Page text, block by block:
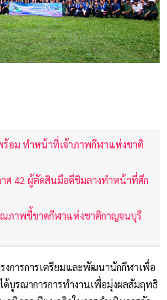
อม ทำหน้าที่เจ้าภาพกีฬาแห่งชาติ
ศ 42 ผู้ตัดสินมือดีชิมลางทำหน้าที่ศึก
ภาพชี้ขาดกีฬาแห่งชาติกาญจ​นบุรี
รงการการเตรียมและพัฒนานักกีฬาเพื่อ
ด้บูรณาการการทํางานเพื่อมุ่งผลสัมฤทธิ